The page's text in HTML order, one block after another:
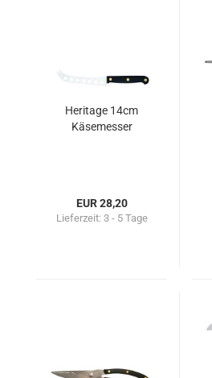
Heritage 14cm
Käsemesser
EUR 28,20
Lieferzeit: 3 - 5 Tage